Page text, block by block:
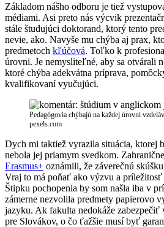
Základom nášho odboru je tiež
médiami. Asi preto nás výcvik
stále študujúci doktorand, ktorý tento
nevie, ako. Navyše mu chýba aj prax,
predmetoch kľúčová. Toľko k
úrovni. Je nemysliteľné, aby sa otvárali
ktoré chýba adekvátna príprava,
kvalifikovaní vyučujúci.
Pedagógovia chýbajú na každej úrovni
pexels.com
Dych mi taktiež vyrazila situácia, ktorej
nebola jej priamym svedkom.
Erasmus+ oznámili, že záverečnú
Vraj to má poňať ako výzvu a
Štipku pochopenia by som našla iba v
zámerne nezvolila predmety papierovo
jazyku. Ak fakulta nedokáže zabezpečiť
pre Slovákov, o čo ťažšie musí byť